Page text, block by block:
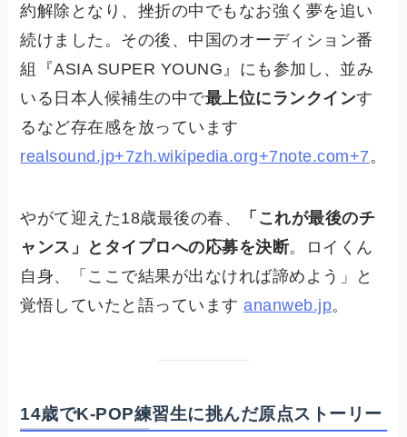
約解除となり、挫折の中でもなお強く夢を追い
続けました。その後、中国のオーディション番
組『ASIA SUPER YOUNG』にも参加し、並み
いる日本人候補生の中で最上位にランクインす
るなど存在感を放っています
realsound.jp+7zh.wikipedia.org+7note.com+7 。
やがて迎えた18歳最後の春、
「これが最後のチ
ャンス」とタイプロへの応募を決断。ロイくん
自身、「ここで結果が出なければ諦めよう」と
覚悟していたと語っていますananweb.jp。
14歳でK‑POP練習生に挑んだ原点ストーリー